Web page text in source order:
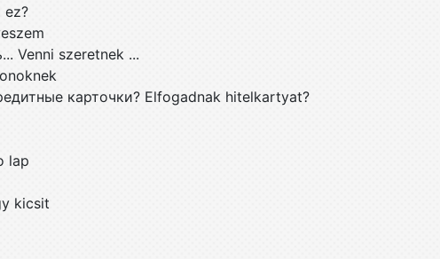
ez?
Venni szeretnek ...
карточки? Elfogadnak hitelkartyat?
lap
kicsit